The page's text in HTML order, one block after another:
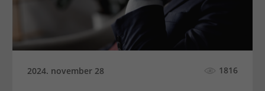
2024. november 28 1816